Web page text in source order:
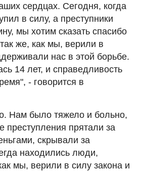
сердцах. Сегодня, когда
в силу, а преступники
мы хотим сказать спасибо
же, как мы, верили в
нас в этой борьбе.
14 лет, и справедливость
- говорится в
Нам было тяжело и больно,
преступления прятали за
скрывали за
находились люди,
мы, верили в силу закона и